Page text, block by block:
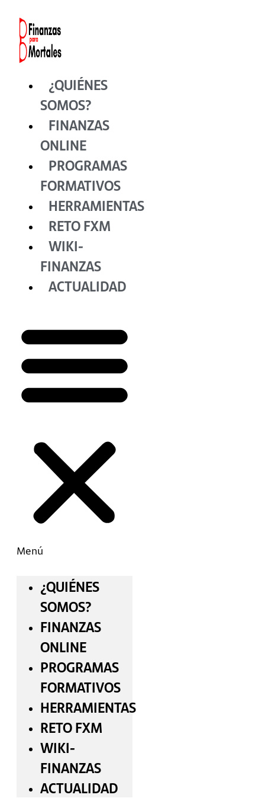
contenido
¿QUIÉNES
SOMOS?
FINANZAS
ONLINE
PROGRAMAS
FORMATIVOS
HERRAMIENTAS
RETO FXM
WIKI-
FINANZAS
ACTUALIDAD
Menú
¿QUIÉNES
SOMOS?
FINANZAS
ONLINE
PROGRAMAS
FORMATIVOS
HERRAMIENTAS
RETO FXM
WIKI-
FINANZAS
ACTUALIDAD